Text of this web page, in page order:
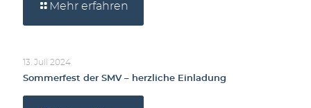
Mehr erfahren
13. Juli 2024
Sommerfest der SMV – herzliche Einladung